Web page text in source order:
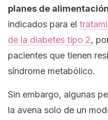
planes de
indicados para el
de la diabetes tipo 2,
pacientes que tienen
síndrome metabólico.
Sin embargo, algunas
la avena solo de un